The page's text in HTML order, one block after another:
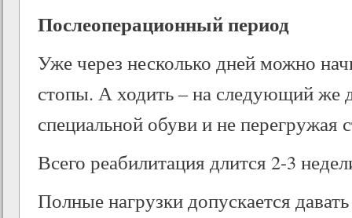
Послеоперационный период
Уже через несколько дней можно
стопы. А ходить – на следующий же
специальной обуви и не перегружая
Всего реабилитация длится 2-3
Полные нагрузки допускается